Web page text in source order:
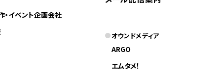
・イベント企画会社
オウンドメディア
ARGO
エムタメ！